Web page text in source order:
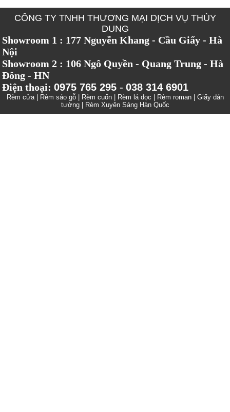
CÔNG TY TNHH THƯƠNG MẠI DỊCH VỤ THÙY
DUNG
Showroom 1 : 177 Nguyễn Khang - Cầu Giấy - Hà
Nội
Showroom 2 : 106 Ngô Quyền - Quang Trung - Hà
Đông - HN
Điện thoại:0975 765 295-038 314 6901
Rèm cửa| Rèm sáo gỗ| Rèm cuốn| Rèm lá dọc Rèm roman| Giấy dán
tường| Rèm Xuyên Sáng Hàn Quốc